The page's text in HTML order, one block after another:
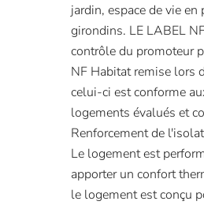
jardin, espace de vie
girondins. LE LABEL
contrôle du promoteur
NF Habitat remise lors
celui-ci est conforme
logements évalués et
Renforcement de
Le logement est
apporter un confort
le logement est conçu